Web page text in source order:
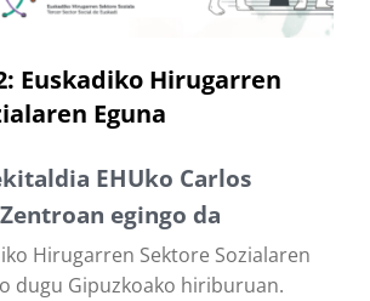
Euskadiko Hirugarren
Eguna
EHUko Carlos
egingo da
Hirugarren Sektore Sozialaren
dugu Gipuzkoako hiriburuan.